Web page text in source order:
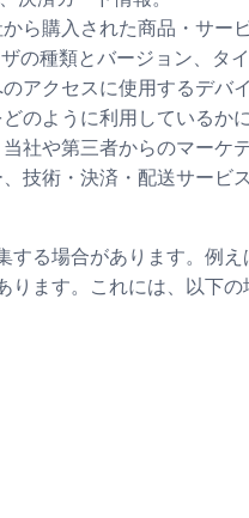
ら購入された商品・サービ
の種類とバージョン、
アクセスに使用するデバ
のように利用しているかに
社や第三者からのマーケ
技術・決済・配送サー
る場合があります。例
ます。これには、以下の